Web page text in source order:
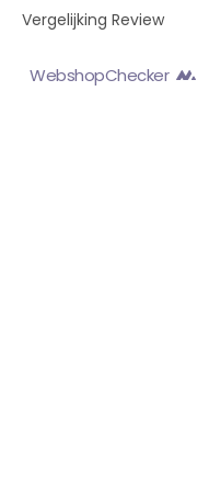
Vergelijking Review
WebshopChecker